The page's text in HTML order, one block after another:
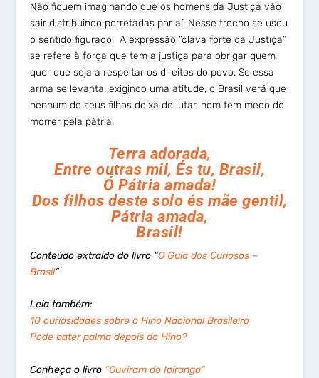
Não fiquem imaginando que os homens da Justiça vão
sair distribuindo porretadas por aí. Nesse trecho se usou
o sentido figurado. A expressão “clava forte da Justiça”
se refere à força que tem a justiça para obrigar quem
quer que seja a respeitar os direitos do povo. Se essa
arma se levanta, exigindo uma atitude, o Brasil verá que
nenhum de seus filhos deixa de lutar, nem tem medo de
morrer pela pátria.
Terra adorada,
Entre outras mil, És tu, Brasil,
Ó Pátria amada!
Dos filhos deste solo és mãe gentil,
Pátria amada,
Brasil!
Conteúdo extraído do livro “O Guia dos Curiosos –
Brasil“
Leia também:
10 curiosidades sobre o Hino Nacional Brasileiro
Pode bater palma depois do Hino?
Conheça o livro “Ouviram do Ipiranga”